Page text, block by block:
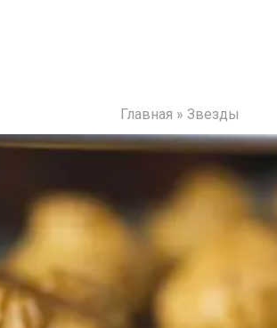
Главная » Звезды